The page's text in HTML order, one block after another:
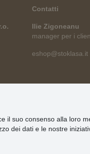
Contatti
Ilie Zigoneanu
manager per i
eshop@stoklasa.it
il suo consenso alla loro
dei dati e le nostre